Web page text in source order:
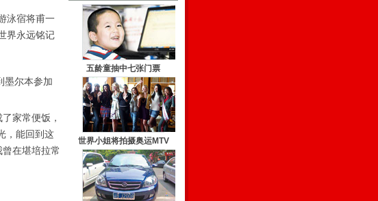
泳宿将甫一
界永远铭记
尔本参加
家常便饭，
，能回到这
在堪培拉常
五龄童抽中七张门票
世界小姐将拍摄奥运MTV